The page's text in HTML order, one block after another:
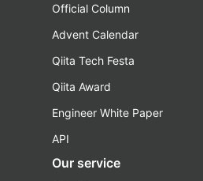
Official Column
Advent Calendar
Qiita Tech Festa
Qiita Award
Engineer White Paper
API
Our service